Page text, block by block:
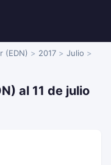
(EDN) 2017
Julio
al 11 de julio